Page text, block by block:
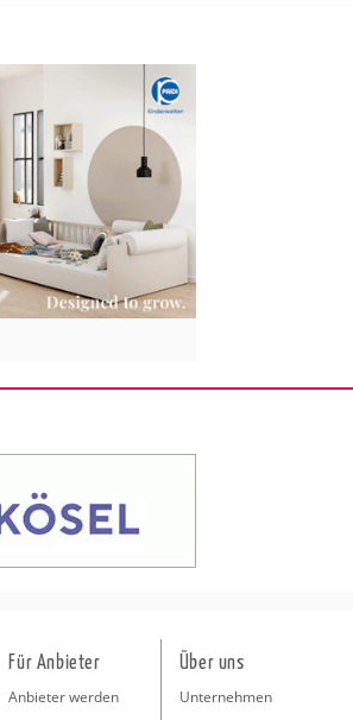
Für Anbieter
Anbieter werden
Über uns
Unternehmen